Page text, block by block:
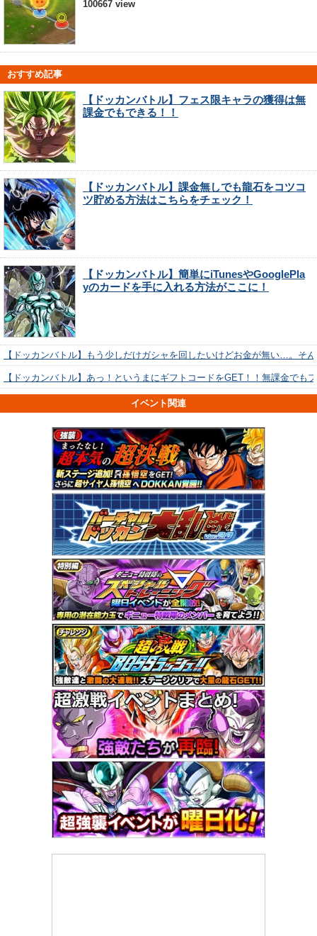
100667 view
おすすめ記事
【ドッカンバトル】フェス限キャラの獲得は無
課金でもできる！！
【ドッカンバトル】課金無しでも龍石をコツコ
ツ貯める方法はこちらをチェック！
【ドッカンバトル】簡単にiTunesやGooglePla
yのカードを手に入れる方法がここに！
【ドッカンバトル】もう少しだけガシャを回したいけどお金が無い…。そ
【ドッカンバトル】あっ！というまにギフトコードをGET！！無課金でも
イベント関連